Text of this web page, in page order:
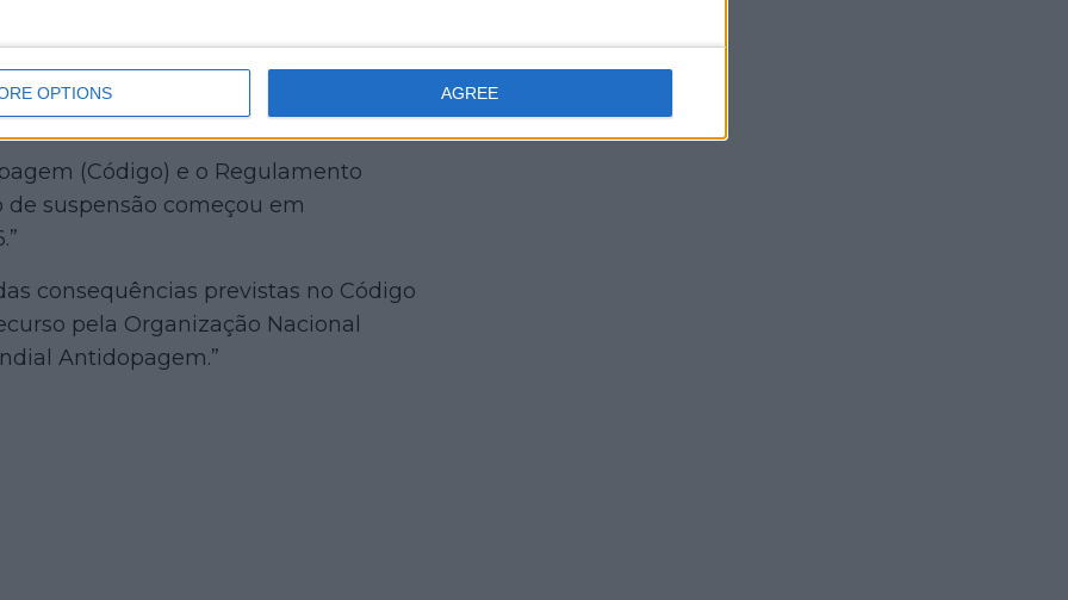
OPTIONS AGREE
do metabolito de
como de metabolitos de estanozolol
a BMX Swiss Challenge Cup em
(Código) e o Regulamento
de suspensão começou em
consequências previstas no Código
pela Organização Nacional
Antidopagem.”